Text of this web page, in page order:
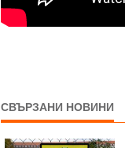
СВЪРЗАНИ НОВИНИ